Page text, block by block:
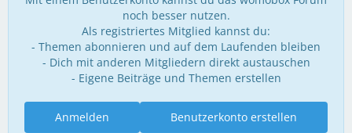
noch besser nutzen.
Als registriertes Mitglied kannst du:
- Themen abonnieren und auf dem Laufenden bleiben
- Dich mit anderen Mitgliedern direkt austauschen
- Eigene Beiträge und Themen erstellen
Benutzerkonto erstellen
Anmelden